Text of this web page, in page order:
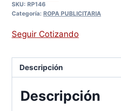
SKU: RP146
Categoría: ROPA PUBLICITARIA
Seguir Cotizando
Descripción
Descripción